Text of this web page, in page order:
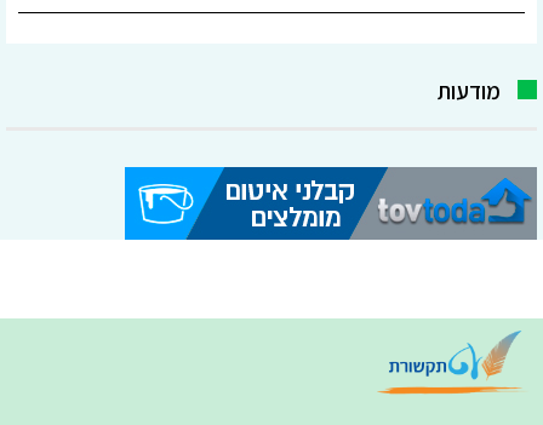
מודעות